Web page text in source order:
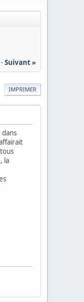
-Suivant »
IMPRIMER
dans
la